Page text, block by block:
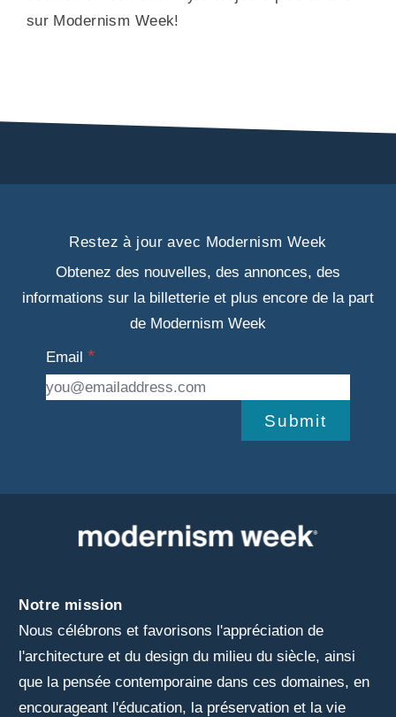
sur Modernism Week!
Restez à jour avec Modernism Week
Obtenez des nouvelles, des annonces, des
informations sur la billetterie et plus encore de la part
de Modernism Week
Email
Submit
Notre mission
Nous célébrons et favorisons l'appréciation de
l'architecture et du design du milieu du siècle, ainsi
que la pensée contemporaine dans ces domaines, en
encourageant l'éducation, la préservation et la vie